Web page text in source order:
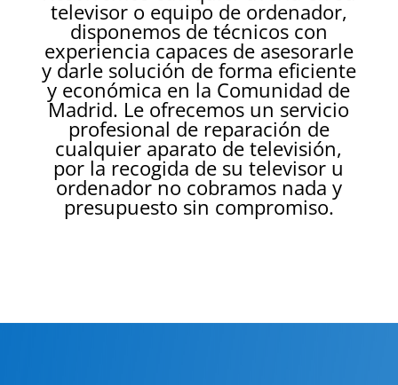
televisor o equipo de ordenador,
disponemos de técnicos con
experiencia capaces de asesorarle
y darle solución de forma eficiente
y económica en la Comunidad de
Madrid. Le ofrecemos un servicio
profesional de reparación de
cualquier aparato de televisión,
por la recogida de su televisor u
ordenador no cobramos nada y
presupuesto sin compromiso.